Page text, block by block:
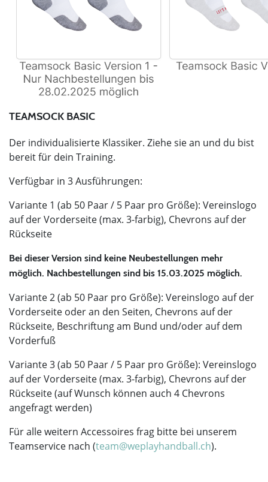
TEAMSOCK BASIC
Der individualisierte Klassiker. Ziehe sie an und du bist
bereit für dein Training.
Verfügbar in 3 Ausführungen:
Variante 1 (ab 50 Paar / 5 Paar pro Größe): Vereinslogo
auf der Vorderseite (max. 3-farbig), Chevrons auf der
Rückseite
Bei dieser Version sind keine Neubestellungen mehr
möglich. Nachbestellungen sind bis 15.03.2025 möglich.
Variante 2 (ab 50 Paar pro Größe): Vereinslogo auf der
Vorderseite oder an den Seiten, Chevrons auf der
Rückseite, Beschriftung am Bund und/oder auf dem
Vorderfuß
Variante 3 (ab 50 Paar / 5 Paar pro Größe): Vereinslogo
auf der Vorderseite (max. 3-farbig), Chevrons auf der
Rückseite (auf Wunsch können auch 4 Chevrons
angefragt werden)
Für alle weitern Accessoires frag bitte bei unserem
Teamservice nach (team@weplayhandball.ch).